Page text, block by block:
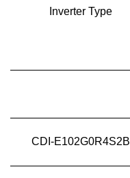
Inverter Type
CDI-E102G0R4S2B